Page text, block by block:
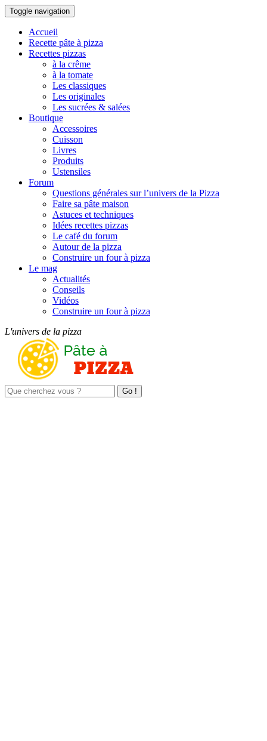
Toggle navigation
Accueil
Recette pâte à pizza
Recettes pizzas
à la crême
à la tomate
Les classiques
Les originales
Les sucrées & salées
Boutique
Accessoires
Cuisson
Livres
Produits
Ustensiles
Forum
Questions générales sur l’univers de la Pizza
Faire sa pâte maison
Astuces et techniques
Idées recettes pizzas
Le café du forum
Autour de la pizza
Construire un four à pizza
Le mag
Actualités
Conseils
Vidéos
Construire un four à pizza
L'univers de la pizza